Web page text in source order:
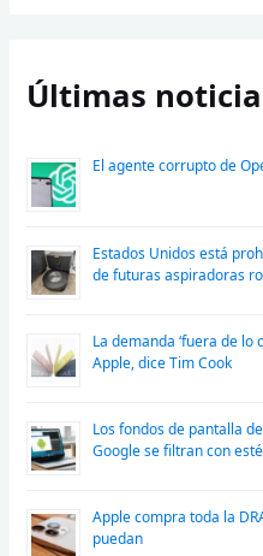
Últimas
El agente corrupto de
Estados Unidos está
de futuras aspiradoras
La demanda ‘fuera de lo
Apple, dice Tim Cook
Los fondos de pantalla
Google se filtran con
Apple compra toda la
puedan